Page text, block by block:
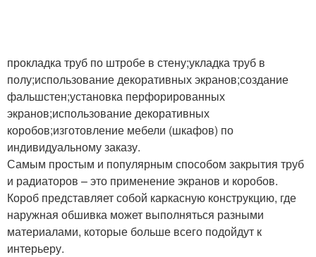
прокладка труб по штробе в стену;укладка труб в
полу;использование декоративных экранов;создание
фальшстен;установка перфорированных
экранов;использование декоративных
коробов;изготовление мебели (шкафов) по
индивидуальному заказу.
Самым простым и популярным способом закрытия труб
и радиаторов – это применение экранов и коробов.
Короб представляет собой каркасную конструкцию, где
наружная обшивка может выполняться разными
материалами, которые больше всего подойдут к
интерьеру.